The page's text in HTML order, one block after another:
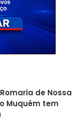
Romaria de Nossa
Muquém tem